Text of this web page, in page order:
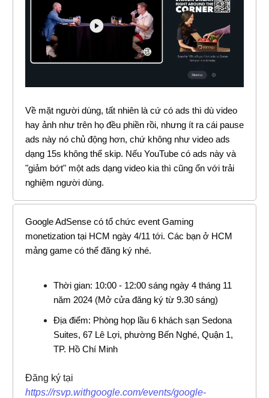
Về mặt người dùng, tất nhiên là cứ có ads thì dù video
hay ảnh như trên họ đều phiền rồi, nhưng ít ra cái pause
ads này nó chủ động hơn, chứ không như video ads
dạng 15s không thể skip. Nếu YouTube có ads này và
"giảm bớt" một ads dạng video kia thì cũng ổn với trải
nghiệm người dùng.
Google AdSense có tổ chức event Gaming
monetization tại HCM ngày 4/11 tới. Các bạn ở HCM
mảng game có thể đăng ký nhé.
Thời gian: 10:00 - 12:00 sáng ngày 4 tháng 11
năm 2024 (Mở cửa đăng ký từ 9.30 sáng)
Địa điểm: Phòng họp lầu 6 khách sạn Sedona
Suites, 67 Lê Lợi, phường Bến Nghé, Quận 1,
TP. Hồ Chí Minh
Đăng ký tại
https://rsvp.withgoogle.com/events/google-